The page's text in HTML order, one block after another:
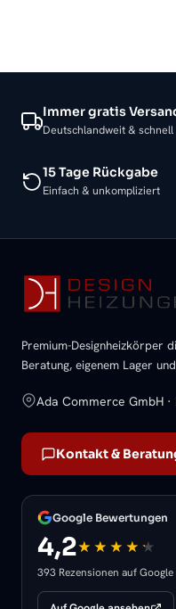
Immer gratis
Deutschlandweit & schnell
15 Tage Rückgabe
Einfach & unkompliziert
Premium-Designheizkörper
Beratung, eigenem Lager
Ada Commerce GmbH
Kontakt &
Google Bewertungen
4,2
393 Rezensionen auf Google